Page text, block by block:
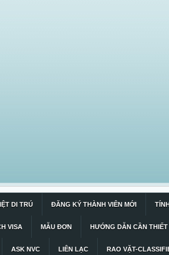
DI TRÚ ĐĂNG KÝ THÀNH VIÊN MỚI
VISA MẪU ĐƠN HƯỚNG DẪN CẦN THIẾT
ASK NVC LIÊN LẠC RAO VẶT-